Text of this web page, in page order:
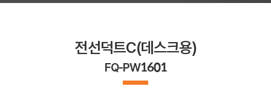
전선덕트C(데스크용)
FQ-PW1601